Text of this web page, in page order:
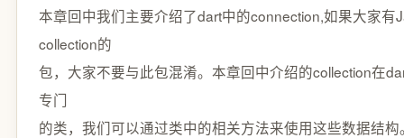
本章回中我们主要介绍了dart中的connection,如果大家
collection的
包，大家不要与此包混淆。本章回中介绍的collection在
专门
的类，我们可以通过类中的相关方法来使用这些数据结